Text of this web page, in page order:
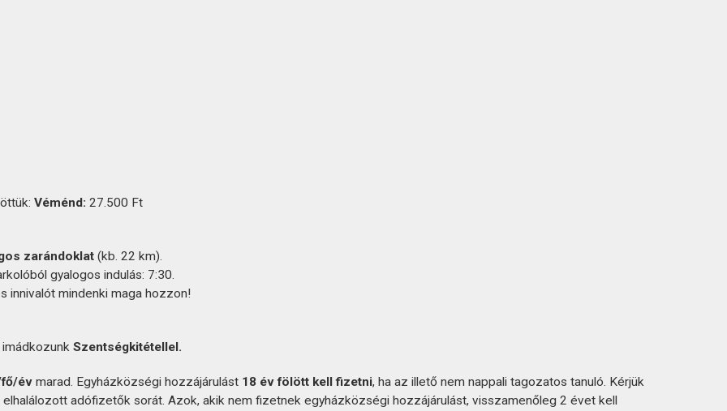
Véménd: 27.500 Ft
zarándoklat (kb. 22 km).
gyalogos indulás: 7:30.
innivalót mindenki maga hozzon!
imádkozunk Szentségkitétellel.
fő/év marad. Egyházközségi hozzájárulást 18 év fölött kell fizetni, ha az illető nem nappali tagozatos tanuló. Kérjük
adófizetők sorát. Azok, akik nem fizetnek egyházközségi hozzájárulást, visszamenőleg 2 évet kell